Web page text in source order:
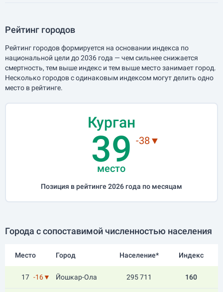
Рейтинг городов
Рейтинг городов формируется на основании индекса по
национальной цели до 2036 года — чем сильнее снижается
смертность, тем выше индекс и тем выше место занимает город.
Несколько городов с одинаковым индексом могут делить одно
место в рейтинге.
Курган
39
место
-38▼
Позиция в рейтинге 2026 года по месяцам
Города с сопоставимой численностью населения
Место Город Население* Индекс
17 -16▼ Йошкар-Ола 295 711 160